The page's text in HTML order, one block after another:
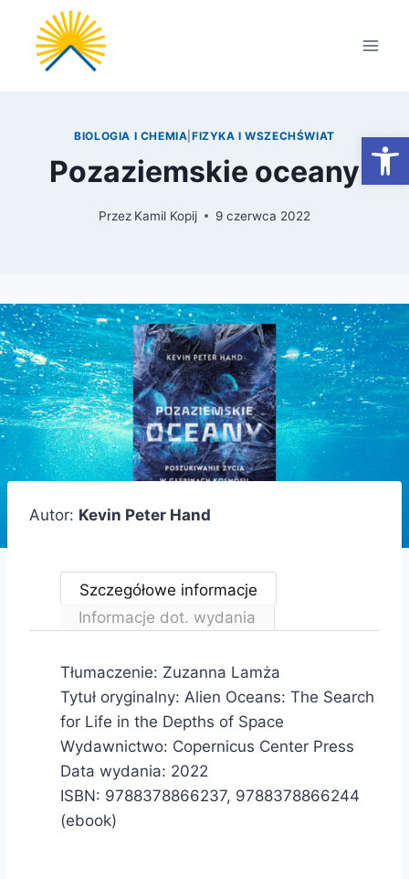
Przejdź
treści
BIOLOGIA I CHEMIA FIZYKA I WSZECHŚWIAT
Pozaziemskie oceany
Przez Kamil Kopij 9 czerwca 2022
Autor: Kevin Peter Hand
Szczegółowe informacje
Informacje dot. wydania
Tłumaczenie: Zuzanna Lamża
Tytuł oryginalny: Alien Oceans: The Search
for Life in the Depths of Space
Wydawnictwo: Copernicus Center Press
Data wydania: 2022
ISBN: 9788378866237, 9788378866244
(ebook)